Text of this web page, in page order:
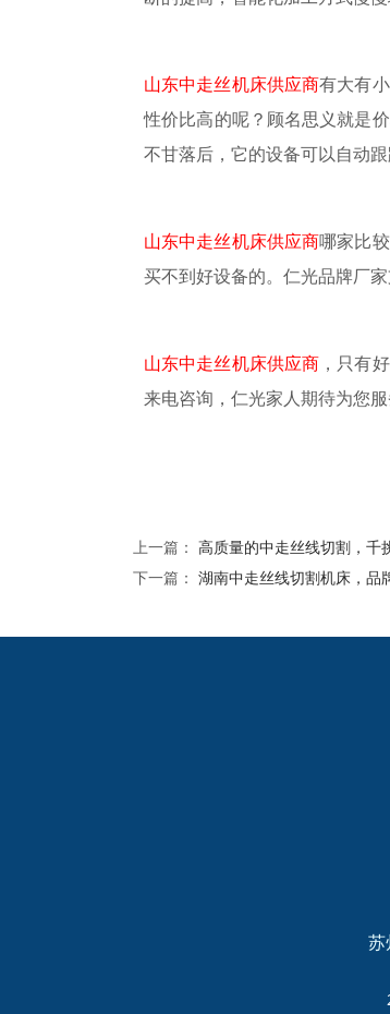
山东中走丝机床供应商有大有
性价比高的呢？顾名思义就是
不甘落后 ， 它的设备可以 自动
山东中走丝机床供应商哪家比
买不到好设备的。仁光品牌厂
山东中走丝机床供应商 ，只有
来电咨询，仁光家人期待为您服
上一篇： 高质量的中走丝线切割，千
下一篇： 湖南中走丝线切割机床，品
苏